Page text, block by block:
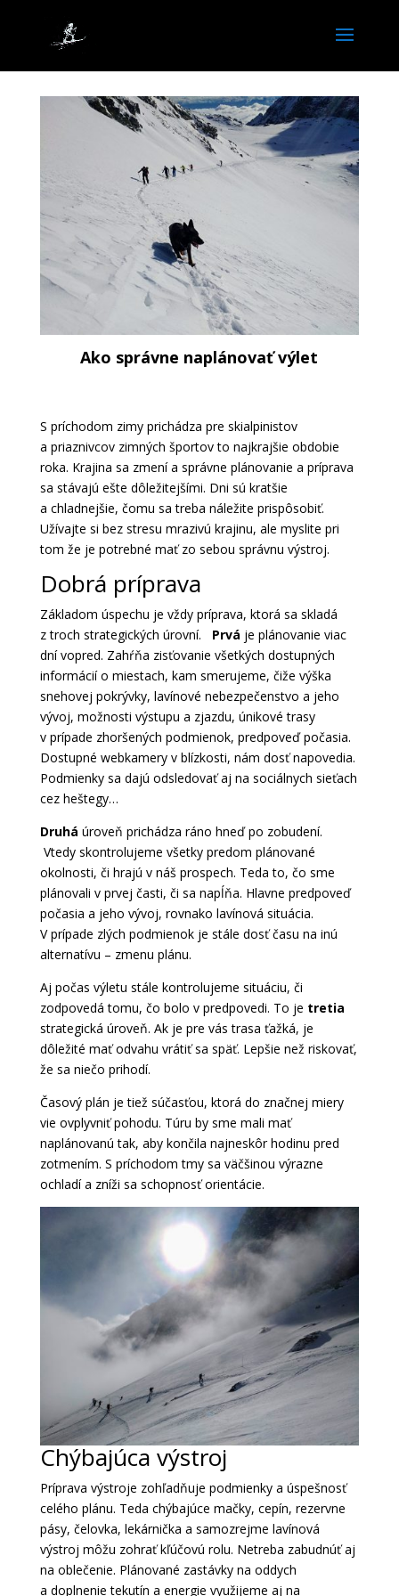
Ako správne naplánovať výlet
S príchodom zimy prichádza pre skialpinistov
a priaznivcov zimných športov to najkrajšie obdobie
roka. Krajina sa zmení a správne plánovanie a príprava
sa stávajú ešte dôležitejšími. Dni sú kratšie
a chladnejšie, čomu sa treba náležite prispôsobiť.
Užívajte si bez stresu mrazivú krajinu, ale myslite pri
tom že je potrebné mať zo sebou správnu výstroj.
Dobrá príprava
Základom úspechu je vždy príprava, ktorá sa skladá
z troch strategických úrovní. Prvá je plánovanie viac
dní vopred. Zahŕňa zisťovanie všetkých dostupných
informácií o miestach, kam smerujeme, čiže výška
snehovej pokrývky, lavínové nebezpečenstvo a jeho
vývoj, možnosti výstupu a zjazdu, únikové trasy
v prípade zhoršených podmienok, predpoveď počasia.
Dostupné webkamery v blízkosti, nám dosť napovedia.
Podmienky sa dajú odsledovať aj na sociálnych sieťach
cez heštegy…
Druhá úroveň prichádza ráno hneď po zobudení.
Vtedy skontrolujeme všetky predom plánované
okolnosti, či hrajú v náš prospech. Teda to, čo sme
plánovali v prvej časti, či sa napĺňa. Hlavne predpoveď
počasia a jeho vývoj, rovnako lavínová situácia.
V prípade zlých podmienok je stále dosť času na inú
alternatívu – zmenu plánu.
Aj počas výletu stále kontrolujeme situáciu, či
zodpovedá tomu, čo bolo v predpovedi. To je tretia
strategická úroveň. Ak je pre vás trasa ťažká, je
dôležité mať odvahu vrátiť sa späť. Lepšie než riskovať,
že sa niečo prihodí.
Časový plán je tiež súčasťou, ktorá do značnej miery
vie ovplyvniť pohodu. Túru by sme mali mať
naplánovanú tak, aby končila najneskôr hodinu pred
zotmením. S príchodom tmy sa väčšinou výrazne
ochladí a zníži sa schopnosť orientácie.
Chýbajúca výstroj
Príprava výstroje zohľadňuje podmienky a úspešnosť
celého plánu. Teda chýbajúce mačky, cepín, rezervne
pásy, čelovka, lekárnička a samozrejme lavínová
výstroj môžu zohrať kľúčovú rolu. Netreba zabudnúť aj
na oblečenie. Plánované zastávky na oddych
a doplnenie tekutín a energie využijeme aj na